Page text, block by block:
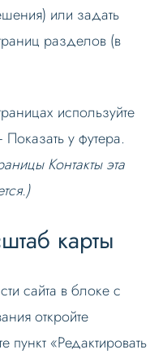
или задать
разделов (в
используйте
у футера.
Контакты эта
карты
сайта в блоке с
откройте
пункт «Редактировать